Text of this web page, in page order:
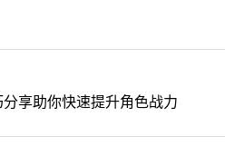
享助你快速提升角色战力